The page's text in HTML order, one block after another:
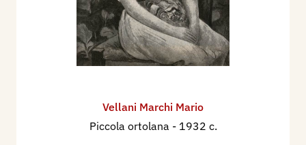
Vellani Marchi Mario
Piccola ortolana - 1932 c.